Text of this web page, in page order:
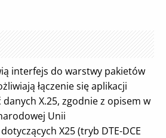
interfejs do warstwy pakietów
łączenie się aplikacji
X.25, zgodnie z opisem w
Unii
X25 (tryb DTE-DCE